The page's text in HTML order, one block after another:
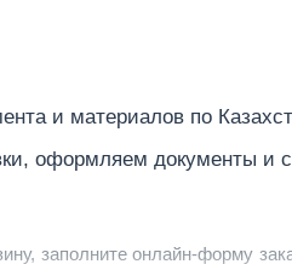
и материалов по
оформляем документы и
заполните онлайн-форму